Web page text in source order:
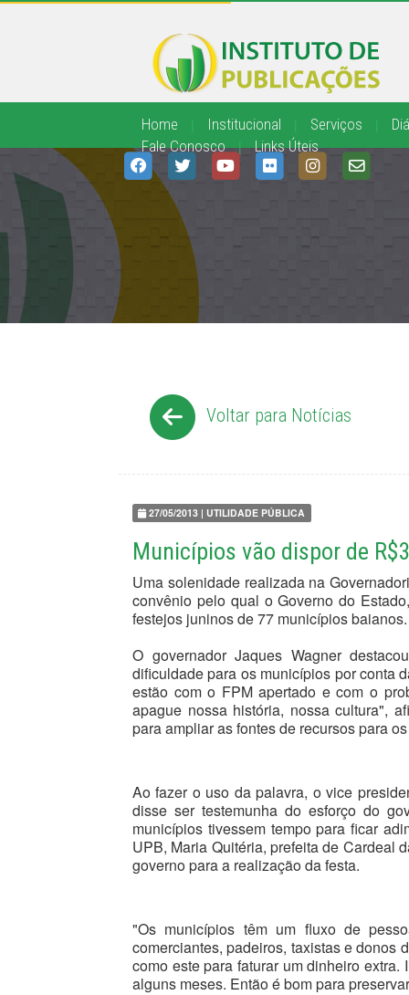
Home Institucional Serviços
Fale Conosco
| Links Úteis
Voltar para Notícias
27/05/2013 | UTILIDADE PÚBLICA
Municípios vão dispor de
Uma solenidade realizada na
convênio pelo qual o Governo do
festejos juninos de 77 municípios baianos.
O governador Jaques Wagner
dificuldade para os municípios por conta
estão com o FPM apertado e com o
apague nossa história, nossa cultura",
para ampliar as fontes de recursos para
Ao fazer o uso da palavra, o vice
disse ser testemunha do esforço do
municípios tivessem tempo para ficar
UPB, Maria Quitéria, prefeita de Cardeal
governo para a realização da festa.
"Os municípios têm um fluxo de
comerciantes, padeiros, taxistas e donos
como este para faturar um dinheiro
alguns meses. Então é bom para